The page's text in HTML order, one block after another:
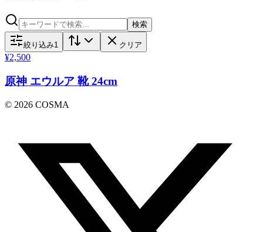
検索
絞り込み1 クリア
¥2,500
原神 エウルア 靴 24cm
© 2026 COSMA